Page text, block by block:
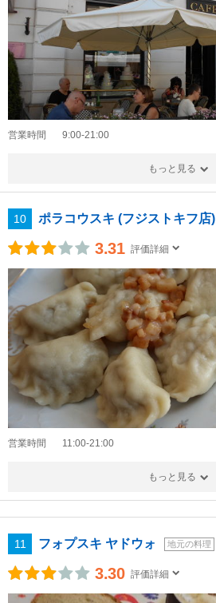
営業時間 9:00-21:00
もっと見る
10 ポラコウスキ (フジストキフ店)
3.31 評価詳細
営業時間 11:00-21:00
もっと見る
11 フォプスキ ヤドウォ 地元の料理
3.30 評価詳細